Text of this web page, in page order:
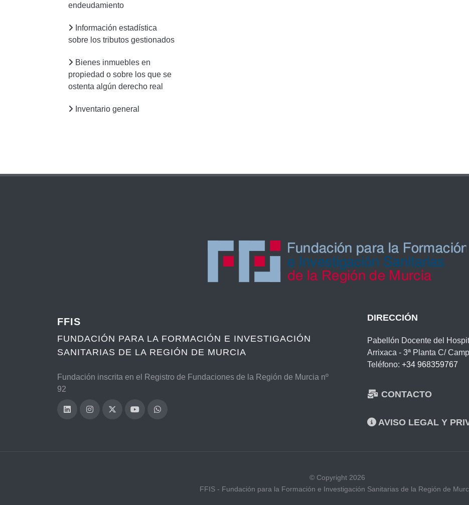
endeudamiento
Información estadística
sobre los tributos gestionados
Bienes inmuebles en
propiedad o sobre los que se
ostenta algún derecho real
Inventario general
FFIS
FUNDACIÓN PARA LA FORMACIÓN E INVESTIGACIÓN
SANITARIAS DE LA REGIÓN DE MURCIA
Fundación inscrita en el Registro de Fundaciones de la Región de Murcia nº
92
DIRECCIÓN
Pabellón Docente del
Arrixaca - 3ª Planta C/
Teléfono: +34 968359767
CONTACTO
AVISO LEGAL Y
© Copyright 2026
FFIS - Fundación para la Formación e Investigación Sanitarias de la Región de